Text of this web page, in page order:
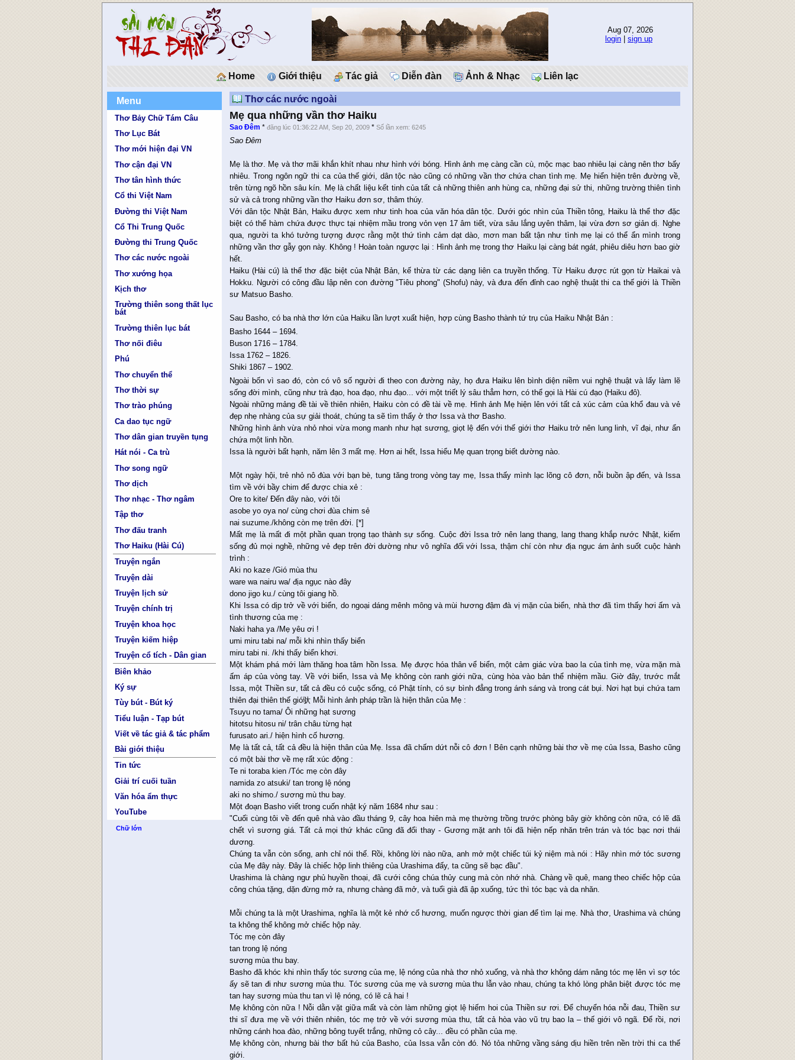
Aug 07, 2026
login
sign up
Home Giới thiệu Tác giả Diễn đàn Ảnh & Nhạc Liên lạc
Menu
Thơ Bảy Chữ Tám Câu
Thơ Lục Bát
Thơ mới hiện đại VN
Thơ cận đại VN
Thơ tân hình thức
Cổ thi Việt Nam
Đường thi Việt Nam
Cổ Thi Trung Quốc
Đường thi Trung Quốc
Thơ các nước ngoài
Thơ xướng họa
Kịch thơ
Trường thiên song thất lục
bát
Trường thiên lục bát
Thơ nối điêu
Phú
Thơ chuyển thể
Thơ thời sự
Thơ trào phúng
Ca dao tục ngữ
Thơ dân gian truyền tụng
Hát nói - Ca trù
Thơ song ngữ
Thơ dịch
Thơ nhạc - Thơ ngâm
Tập thơ
Thơ đấu tranh
Thơ Haiku (Hài Cú)
Truyện ngắn
Truyện dài
Truyện lịch sử
Truyện chính trị
Truyện khoa học
Truyện kiếm hiệp
Truyện cổ tích - Dân gian
Biên khảo
Ký sự
Tùy bút - Bút ký
Tiểu luận - Tạp bút
Viết về tác giả & tác phẩm
Bài giới thiệu
Tin tức
Giải trí cuối tuần
Văn hóa ẩm thực
YouTube
Chữ lớn
Thơ các nước ngoài
Mẹ qua những vần thơ Haiku
Sao Đêm *đăng lúc 01:36:22 AM, Sep 20, 2009 *Số lần xem: 6245
Sao Đêm
Mẹ là thơ. Mẹ và thơ mãi khắn khít nhau như hình với bóng. Hình ảnh mẹ càng cần cù, mộc mạc bao nhiêu lại càng nên thơ bấy
nhiêu. Trong ngôn ngữ thi ca của thế giới, dân tộc nào cũng có những vần thơ chứa chan tình mẹ. Mẹ hiển hiện trên đường về,
trên từng ngõ hồn sâu kín. Mẹ là chất liệu kết tinh của tất cả những thiên anh hùng ca, những đại sử thi, những trường thiên tình
sử và cả trong những vần thơ Haiku đơn sơ, thâm thúy.
Với dân tộc Nhật Bản, Haiku được xem như tinh hoa của văn hóa dân tộc. Dưới góc nhìn của Thiền tông, Haiku là thể thơ đặc
biệt có thể hàm chứa được thực tại nhiệm mầu trong vỏn vẹn 17 âm tiết, vừa sâu lắng uyên thâm, lại vừa đơn sơ giản dị. Nghe
qua, người ta khó tưởng tượng được rằng một thứ tình cảm dạt dào, mơn man bất tận như tình mẹ lại có thể ẩn mình trong
những vần thơ gẫy gọn này. Không ! Hoàn toàn ngược lại : Hình ảnh mẹ trong thơ Haiku lại càng bát ngát, phiêu diêu hơn bao giờ
hết.
Haiku (Hài cú) là thể thơ đặc biệt của Nhật Bản, kế thừa từ các dạng liên ca truyền thống. Từ Haiku được rút gọn từ Haikai và
Hokku. Người có công đầu lập nên con đường "Tiêu phong" (Shofu) này, và đưa đến đỉnh cao nghệ thuật thi ca thế giới là Thiền
sư Matsuo Basho.
Sau Basho, có ba nhà thơ lớn của Haiku lần lượt xuất hiện, hợp cùng Basho thành tứ trụ của Haiku Nhật Bản :
Basho 1644 – 1694.
Buson 1716 – 1784.
Issa 1762 – 1826.
Shiki 1867 – 1902.
Ngoài bốn vì sao đó, còn có vô số người đi theo con đường này, họ đưa Haiku lên bình diện niềm vui nghệ thuật và lấy làm lẽ
sống đời mình, cũng như trà đạo, hoa đạo, nhu đạo... với một triết lý sâu thẳm hơn, có thể gọi là Hài cú đạo (Haiku đô).
Ngoài những mảng đề tài về thiên nhiên, Haiku còn có đề tài về mẹ. Hình ảnh Mẹ hiện lên với tất cả xúc cảm của khổ đau và vẻ
đẹp nhẹ nhàng của sự giải thoát, chúng ta sẽ tìm thấy ở thơ Issa và thơ Basho.
Những hình ảnh vừa nhỏ nhoi vừa mong manh như hạt sương, giọt lệ đến với thế giới thơ Haiku trở nên lung linh, vĩ đại, như ẩn
chứa một linh hồn.
Issa là người bất hạnh, năm lên 3 mất mẹ. Hơn ai hết, Issa hiểu Mẹ quan trọng biết dường nào.
Một ngày hội, trẻ nhỏ nô đùa với bạn bè, tung tăng trong vòng tay mẹ, Issa thấy mình lạc lõng cô đơn, nỗi buồn ập đến, và Issa
tìm về với bầy chim để được chia xẻ :
Ore to kite/ Đến đây nào, với tôi
asobe yo oya no/ cùng chơi đùa chim sẻ
nai suzume./không còn mẹ trên đời. [*]
Mất mẹ là mất đi một phần quan trọng tạo thành sự sống. Cuộc đời Issa trở nên lang thang, lang thang khắp nước Nhật, kiếm
sống đủ mọi nghề, những vẻ đẹp trên đời dường như vô nghĩa đối với Issa, thậm chí còn như địa ngục ám ảnh suốt cuộc hành
trình :
Aki no kaze /Gió mùa thu
ware wa nairu wa/ địa ngục nào đây
dono jigo ku./ cùng tôi giang hồ.
Khi Issa có dịp trở về với biển, do ngoại dáng mênh mông và mùi hương đậm đà vị mặn của biển, nhà thơ đã tìm thấy hơi ấm và
tình thương của mẹ :
Naki haha ya /Mẹ yêu ơi !
umi miru tabi na/ mỗi khi nhìn thấy biển
miru tabi ni. /khi thấy biển khơi.
Một khám phá mới làm thăng hoa tâm hồn Issa. Mẹ được hóa thân vể biển, một cảm giác vừa bao la của tình mẹ, vừa mặn mà
ấm áp của vòng tay. Về với biển, Issa và Mẹ không còn ranh giới nữa, cùng hòa vào bản thể nhiệm mầu. Giờ đây, trước mắt
Issa, một Thiền sư, tất cả đều có cuộc sống, có Phật tính, có sự bình đẳng trong ánh sáng và trong cát bụi. Nơi hạt bụi chứa tam
thiên đại thiên thế gió驮 Mỗi hình ảnh pháp trần là hiện thân của Mẹ :
Tsuyu no tama/ Ôi những hạt sương
hitotsu hitosu ni/ trân châu từng hạt
furusato ari./ hiện hình cố hương.
Mẹ là tất cả, tất cả đều là hiện thân của Mẹ. Issa đã chấm dứt nỗi cô đơn ! Bên cạnh những bài thơ về mẹ của Issa, Basho cũng
có một bài thơ về mẹ rất xúc động :
Te ni toraba kien /Tóc mẹ còn đây
namida zo atsuki/ tan trong lệ nóng
aki no shimo./ sương mù thu bay.
Một đoạn Basho viết trong cuốn nhật ký năm 1684 như sau :
"Cuối cùng tôi về đến quê nhà vào đầu tháng 9, cây hoa hiên mà mẹ thường trồng trước phòng bây giờ không còn nữa, có lẽ đã
chết vì sương giá. Tất cả mọi thứ khác cũng đã đổi thay - Gương mặt anh tôi đã hiện nếp nhăn trên trán và tóc bạc nơi thái
dương.
Chúng ta vẫn còn sống, anh chỉ nói thế. Rồi, không lời nào nữa, anh mở một chiếc túi kỷ niệm mà nói : Hãy nhìn mớ tóc sương
của Mẹ đây này. Đây là chiếc hộp linh thiêng của Urashima đấy, ta cũng sẽ bạc đầu".
Urashima là chàng ngư phủ huyền thoại, đã cưới công chúa thủy cung mà còn nhớ nhà. Chàng về quê, mang theo chiếc hộp của
công chúa tặng, dặn đừng mở ra, nhưng chàng đã mở, và tuổi già đã ập xuống, tức thì tóc bạc và da nhăn.
Mỗi chúng ta là một Urashima, nghĩa là một kẻ nhớ cố hương, muốn ngược thời gian để tìm lại mẹ. Nhà thơ, Urashima và chúng
ta không thể không mở chiếc hộp này.
Tóc mẹ còn đây
tan trong lệ nóng
sương mùa thu bay.
Basho đã khóc khi nhìn thấy tóc sương của mẹ, lệ nóng của nhà thơ nhỏ xuống, và nhà thơ không dám nâng tóc mẹ lên vì sợ tóc
ấy sẽ tan đi như sương mùa thu. Tóc sương của mẹ và sương mùa thu lẫn vào nhau, chúng ta khó lòng phân biệt được tóc mẹ
tan hay sương mùa thu tan vì lệ nóng, có lẽ cả hai !
Mẹ không còn nữa ! Nỗi dằn vặt giữa mất và còn làm những giọt lệ hiếm hoi của Thiền sư rơi. Để chuyển hóa nỗi đau, Thiền sư
thi sĩ đưa mẹ về với thiên nhiên, tóc mẹ trở về với sương mùa thu, tất cả hòa vào vũ trụ bao la – thế giới vô ngã. Để rồi, nơi
những cánh hoa đào, những bông tuyết trắng, những cỏ cây... đều có phần của mẹ.
Mẹ không còn, nhưng bài thơ bất hủ của Basho, của Issa vẫn còn đó. Nó tỏa những vầng sáng dịu hiền trên nền trời thi ca thế
giới.